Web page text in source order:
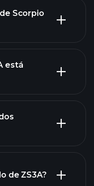
gráfico
Scorpio
está
de ZS3A?